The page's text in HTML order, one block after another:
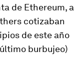
de Ethereum, a
cotizaban
de este año
burbujeo)